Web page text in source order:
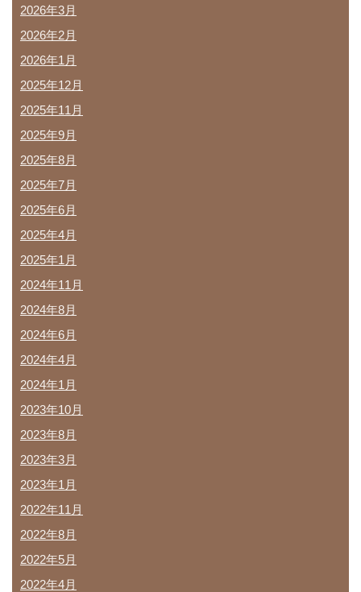
2026年3月
2026年2月
2026年1月
2025年12月
2025年11月
2025年9月
2025年8月
2025年7月
2025年6月
2025年4月
2025年1月
2024年11月
2024年8月
2024年6月
2024年4月
2024年1月
2023年10月
2023年8月
2023年3月
2023年1月
2022年11月
2022年8月
2022年5月
2022年4月